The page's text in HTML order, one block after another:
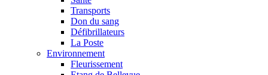
Transports
Don du sang
Défibrillateurs
La Poste
Environnement
Fleurissement